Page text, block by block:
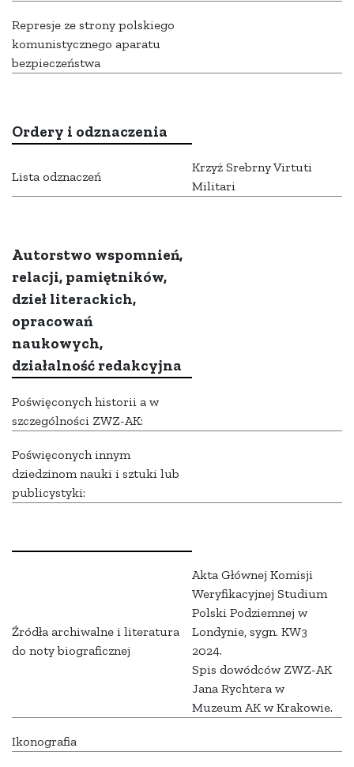
Represje ze strony polskiego
komunistycznego aparatu
bezpieczeństwa
Ordery i odznaczenia
Lista odznaczeń
Krzyż Srebrny Virtuti
Militari
Autorstwo wspomnień,
relacji, pamiętników,
dzieł literackich,
opracowań
naukowych,
działalność redakcyjna
Poświęconych historii a w
szczególności ZWZ-AK:
Poświęconych innym
dziedzinom nauki i sztuki lub
publicystyki:
Źródła archiwalne i literatura
do noty biograficznej
Akta Głównej Komisji
Weryfikacyjnej Studium
Polski Podziemnej w
Londynie, sygn. KW3
2024.
Spis dowódców ZWZ-AK
Jana Rychtera w
Muzeum AK w Krakowie.
Ikonografia